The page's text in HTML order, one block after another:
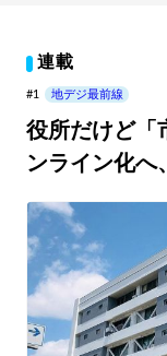
連載
#1 地デジ最前線
役所だけど
ンライン化へ